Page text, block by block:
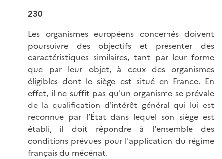
230
Les organismes européens concernés doivent
poursuivre des objectifs et présenter des
caractéristiques similaires, tant par leur forme
que par leur objet, à ceux des organismes
éligibles dont le siège est situé en France. En
effet, il ne suffit pas qu'un organisme se prévale
de la qualification d'intérêt général qui lui est
reconnue par l’État dans lequel son siège est
établi, il doit répondre à l'ensemble des
conditions prévues pour l'application du régime
français du mécénat.